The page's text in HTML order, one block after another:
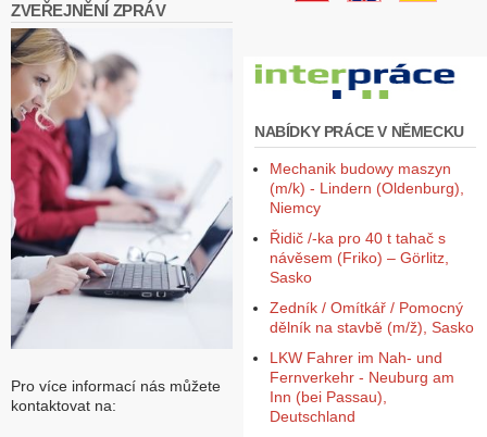
ZVEŘEJNĚNÍ ZPRÁV
Pro více informací nás můžete
kontaktovat na:
NABÍDKY PRÁCE V NĚMECKU
Mechanik budowy maszyn
(m/k) - Lindern (Oldenburg),
Niemcy
Řidič /-ka pro 40 t tahač s
návěsem (Friko) – Görlitz,
Sasko
Zedník / Omítkář / Pomocný
dělník na stavbě (m/ž), Sasko
LKW Fahrer im Nah- und
Fernverkehr - Neuburg am
Inn (bei Passau),
Deutschland